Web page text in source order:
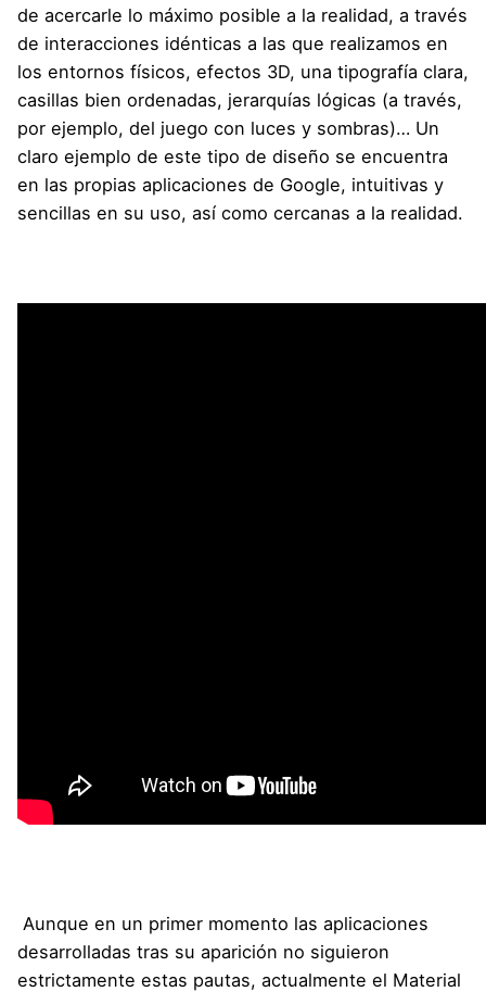
de acercarle lo máximo posible a la realidad, a través
de interacciones idénticas a las que realizamos en
los entornos físicos, efectos 3D, una tipografía clara,
casillas bien ordenadas, jerarquías lógicas (a través,
por ejemplo, del juego con luces y sombras)… Un
claro ejemplo de este tipo de diseño se encuentra
en las propias aplicaciones de Google, intuitivas y
sencillas en su uso, así como cercanas a la realidad.
Aunque en un primer momento las aplicaciones
desarrolladas tras su aparición no siguieron
estrictamente estas pautas, actualmente el Material